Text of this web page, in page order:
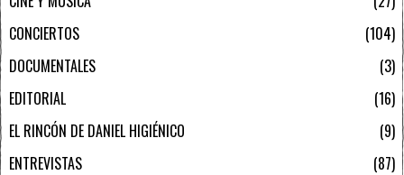
CONCIERTOS
104
DOCUMENTALES
3
EDITORIAL
16
EL RINCÓN DE DANIEL HIGIÉNICO
9
ENTREVISTAS
87